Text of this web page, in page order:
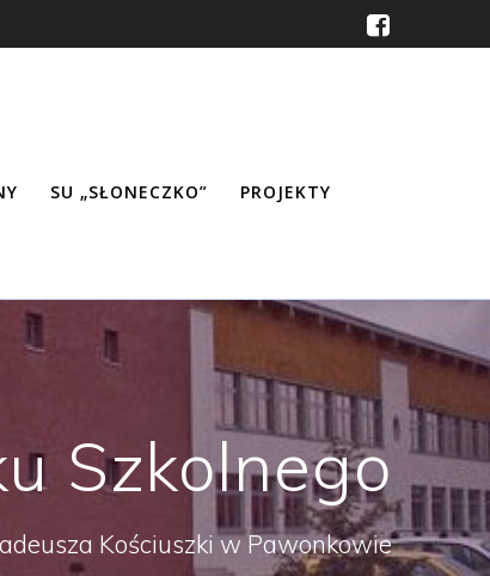
SU „SŁONECZKO” PROJEKTY
Szkolnego
Kościuszki w Pawonkowie